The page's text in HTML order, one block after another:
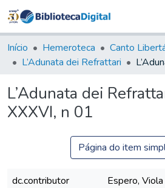
&
Coleções
Tudo na
Digital
Início Hemeroteca
L’Adunata dei Refrattari
L’Adunata dei
XXXVI, n 01
Página do item
dc.contributor
Espero, Viola